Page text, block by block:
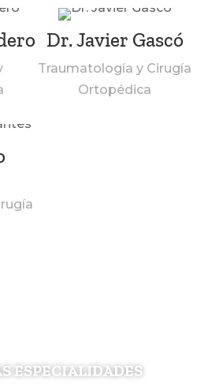
Dr. Javier Gascó
Traumatología y Cirugía
Ortopédica
ESPECIALIDADES